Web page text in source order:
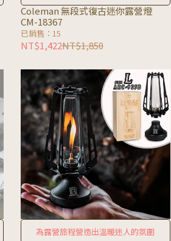
Coleman 無段式復古迷你露營燈
CM-18367
已銷售：15
NT$1,422NT$1,850
為露營旅程營造出溫暖迷人的氛圍